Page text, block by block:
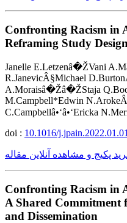
Confronting Racism in
Reframing Study
Janelle E.Letzenâ�ŽVani
R.JanevicÂ§Michael
A.Moraisâ�Žâ�ŽStaja
M.Campbell*Edwin
C.Campbellâ•‘â•‘Ericka
doi : 10.1016/
پکیج و مشاهده آنلاین مقاله
Confronting Racism in
A Shared Commitment
and Dissemination